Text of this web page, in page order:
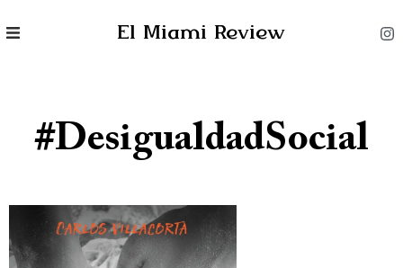
El Miami Review
#DesigualdadSocial